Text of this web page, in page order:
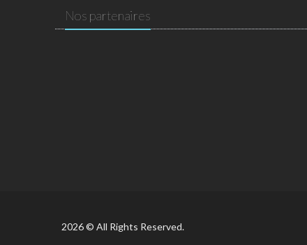
Nos partenaires
2026 © All Rights Reserved.